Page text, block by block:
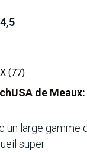
4,5
(77)
de
un large gamme
super